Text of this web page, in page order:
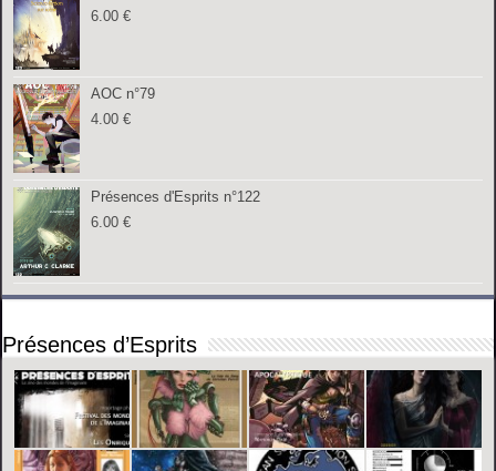
6.00€
AOC n°79
4.00€
Présences d'Esprits n°122
6.00€
Présences d’Esprits